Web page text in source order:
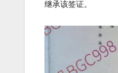
继承该签证。